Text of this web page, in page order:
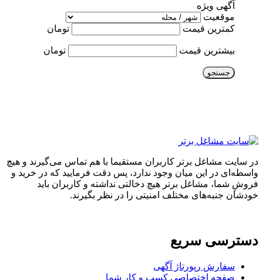
آگهی ویژه
موقعیت
کمترین قیمت
تومان
بیشترین قیمت تومان
جستجو
در سایت مشاغل برتر کاربران مستقیما با هم تماس می‌گیرند و هیچ
واسطه‌ای در این میان وجود ندارد، پس دقت فرمایید که در خرید و
فروشِ شما، مشاغل برتر هیچ دخالتی نداشته و کاربران باید
خودشان جنبه‌های مختلف امنیتی را در نظر بگیرند.
دسترسی سریع
سفارش رپورتاژ آگهی
صفحه اختصاصی کسب و کار شما